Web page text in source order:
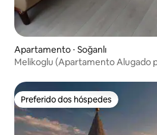
Apartamento ⋅ Soğanlı
Melikoglu (Apartamento Alugado
Preferido dos hóspedes
Preferido dos hóspedes